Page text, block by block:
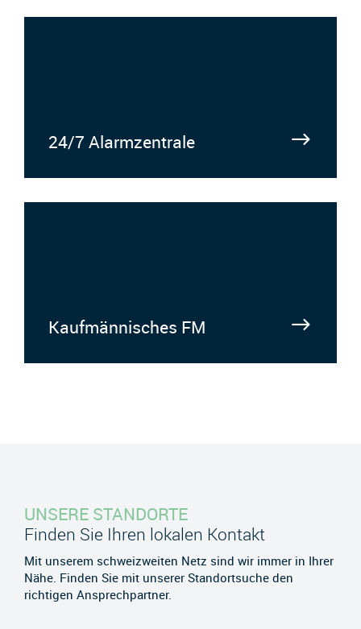
24/7 Alarmzentrale
Kaufmännisches FM
UNSERE STANDORTE
Finden Sie Ihren lokalen Kontakt
Mit unserem schweizweiten Netz sind wir immer in Ihrer
Nähe. Finden Sie mit unserer Standortsuche den
richtigen Ansprechpartner.